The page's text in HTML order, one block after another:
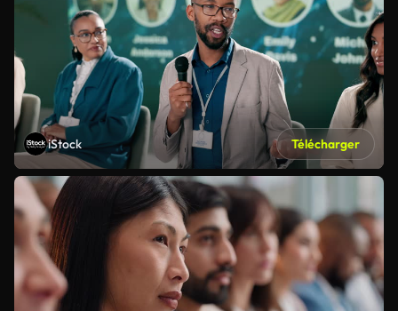
iStock Télécharger